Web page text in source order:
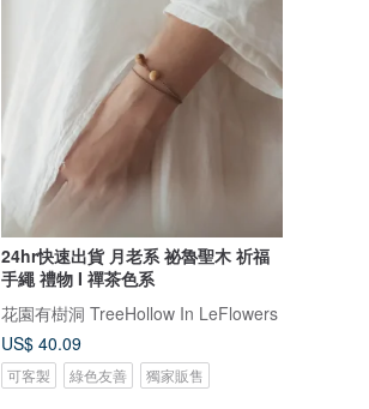
24hr快速出貨 月老系 祕魯聖木 祈福
手繩 禮物 I 禪茶色系
花園有樹洞 TreeHollow In LeFlowers
US$ 40.09
可客製 綠色友善 獨家販售